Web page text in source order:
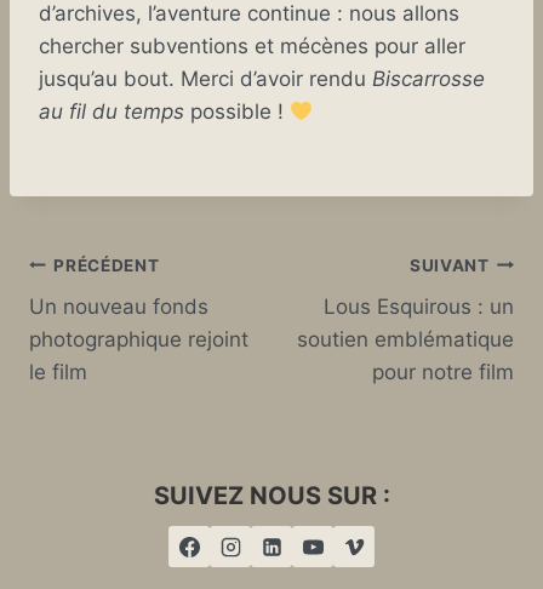
d’archives, l’aventure continue : nous allons
chercher subventions et mécènes pour aller
jusqu’au bout. Merci d’avoir rendu Biscarrosse
au fil du temps possible !
Navigation
de
l’article
PRÉCÉDENT
Un nouveau fonds
photographique rejoint
le film
SUIVANT
Lous Esquirous : un
soutien emblématique
pour notre film
SUIVEZ NOUS SUR :